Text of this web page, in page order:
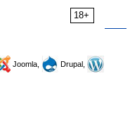
18+
Joomla,
Drupal,